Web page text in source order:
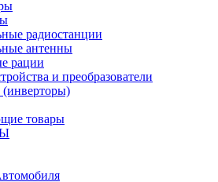
радиостанции
антенны
рации
и преобразователи
товары